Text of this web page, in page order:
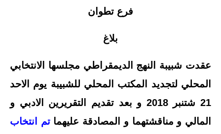
فرع تطوان
بلاغ
عقدت شبيبة النهج الديمقراطي مجلسها الانتخابي
المحلي لتجديد المكتب المحلي للشبيبة يوم الاحد
21 شتنبر 2018 و بعد تقديم التقريرين الادبي و
المالي و مناقشتهما و المصادقة عليهماتم انتخاب